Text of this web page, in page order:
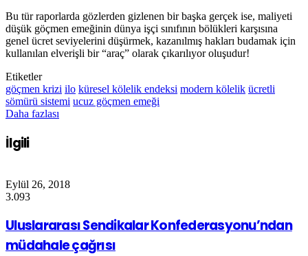
Bu tür raporlarda gözlerden gizlenen bir başka gerçek ise, maliyeti
düşük göçmen emeğinin dünya işçi sınıfının bölükleri karşısına
genel ücret seviyelerini düşürmek, kazanılmış hakları budamak için
kullanılan elverişli bir “araç” olarak çıkarılıyor oluşudur!
Etiketler
göçmen krizi ilo küresel kölelik endeksi modern kölelik ücretli
sömürü sistemi ucuz göçmen emeği
Daha fazlası
İlgili
Eylül 26, 2018
3.093
Uluslararası Sendikalar Konfederasyonu’ndan
müdahale çağrısı